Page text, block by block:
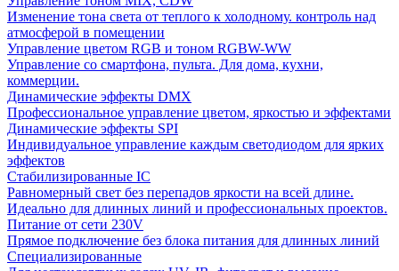
Изменение тона света от теплого к холодному. контроль над
атмосферой в помещении
Управление цветом RGB и тоном RGBW-WW
Управление со смартфона, пульта. Для дома, кухни,
коммерции.
Динамические эффекты DMX
Профессиональное управление цветом, яркостью и эффектами
Динамические эффекты SPI
Индивидуальное управление каждым светодиодом для ярких
эффектов
Стабилизированные IC
Равномерный свет без перепадов яркости на всей длине.
Идеально для длинных линий и профессиональных проектов.
Питание от сети 230V
Прямое подключение без блока питания для длинных линий
Специализированные